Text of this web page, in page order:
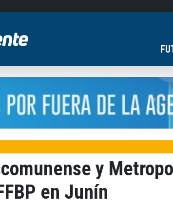
y
en Junín